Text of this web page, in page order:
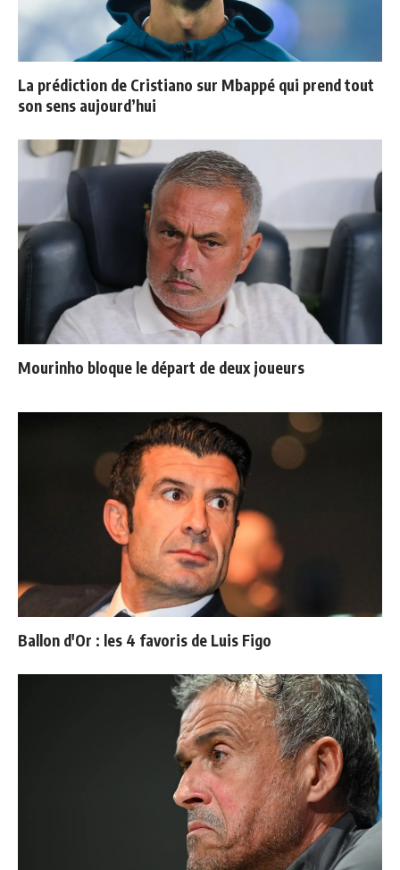
La prédiction de Cristiano sur Mbappé qui prend tout
son sens aujourd’hui
Mourinho bloque le départ de deux joueurs
Ballon d'Or : les 4 favoris de Luis Figo